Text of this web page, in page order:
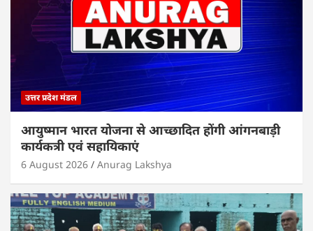
उत्तर प्रदेश मंडल
आयुष्मान भारत योजना से आच्छादित होंगी आंगनबाड़ी
कार्यकत्री एवं सहायिकाएं
6 August 2026 Anurag Lakshya